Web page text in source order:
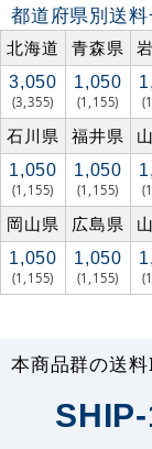
都道府県別送
北海道
青森県
3,050
(3,355)
1,050
(1,155)
石川県 福井県
1,050
(1,155)
1,050
(1,155)
岡山県 広島県
1,050
(1,155)
1,050
(1,155)
本商品群の送